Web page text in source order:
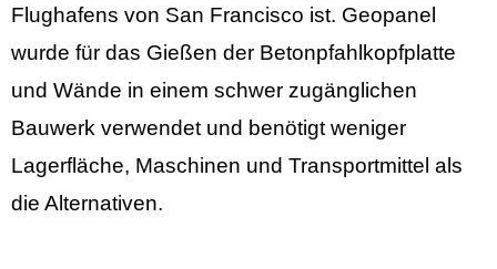
Flughafens von San Francisco ist. Geopanel
wurde für das Gießen der Betonpfahlkopfplatte
und Wände in einem schwer zugänglichen
Bauwerk verwendet und benötigt weniger
Lagerfläche, Maschinen und Transportmittel als
die Alternativen.